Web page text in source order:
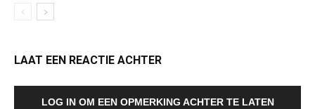
LAAT EEN REACTIE ACHTER
LOG IN OM EEN OPMERKING ACHTER TE LATEN